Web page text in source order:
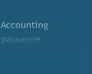
в организациях